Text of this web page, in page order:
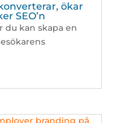
ökar
SEO’n
du kan skapa en